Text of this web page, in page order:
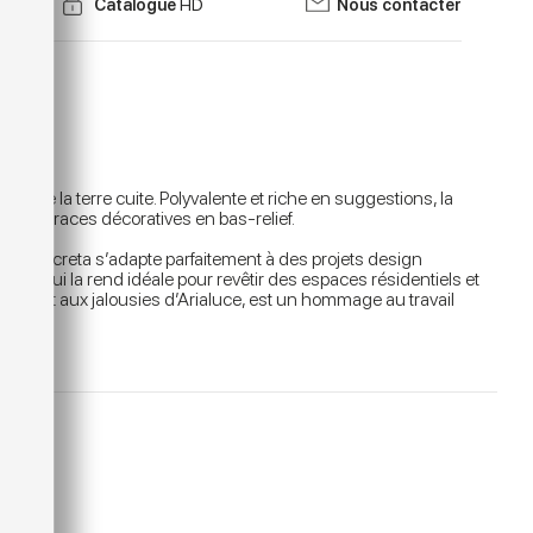
CatalogueHD Nous contacter
de la terre cuite. Polyvalente et riche en suggestions, la
aux traces décoratives en bas-relief.
s’adapte parfaitement à des projets design
ce qui la rend idéale pour revêtir des espaces résidentiels et
et aux jalousies d’Arialuce, est un hommage au travail